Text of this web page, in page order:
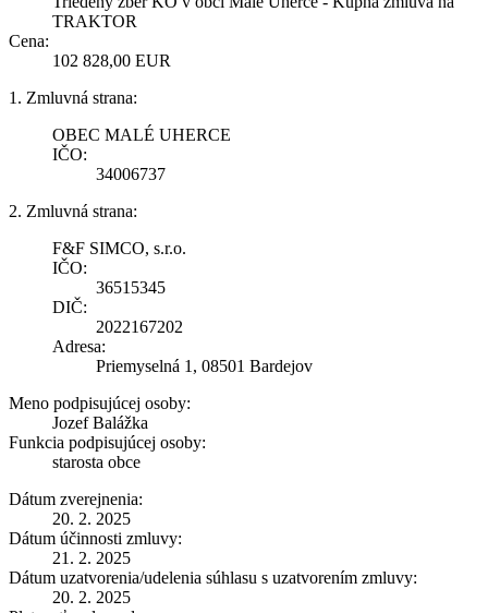
TRAKTOR
Cena:
102 828,00 EUR
1. Zmluvná strana:
OBEC MALÉ UHERCE
IČO:
34006737
2. Zmluvná strana:
F&F SIMCO, s.r.o.
IČO:
36515345
DIČ:
2022167202
Adresa:
Priemyselná 1, 08501 Bardejov
Meno podpisujúcej osoby:
Jozef Balážka
Funkcia podpisujúcej osoby:
starosta obce
Dátum zverejnenia:
20. 2. 2025
Dátum účinnosti zmluvy:
21. 2. 2025
Dátum uzatvorenia/udelenia súhlasu s uzatvorením zmluvy:
20. 2. 2025